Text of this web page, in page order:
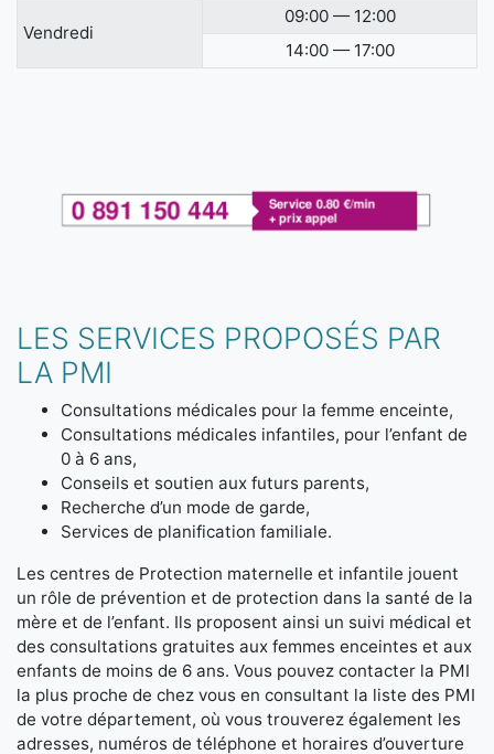
Vendredi
09:00 — 12:00
14:00 — 17:00
LES SERVICES PROPOSÉS PAR
LA PMI
Consultations médicales pour la femme enceinte,
Consultations médicales infantiles, pour l’enfant de
0 à 6 ans,
Conseils et soutien aux futurs parents,
Recherche d’un mode de garde,
Services de planification familiale.
Les centres de Protection maternelle et infantile jouent
un rôle de prévention et de protection dans la santé de la
mère et de l’enfant. Ils proposent ainsi un suivi médical et
des consultations gratuites aux femmes enceintes et aux
enfants de moins de 6 ans. Vous pouvez contacter la PMI
la plus proche de chez vous en consultant la liste des PMI
de votre département, où vous trouverez également les
adresses, numéros de téléphone et horaires d’ouverture